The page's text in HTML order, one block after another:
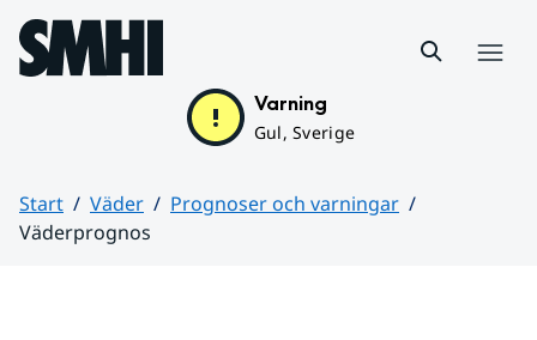
Hoppa till sidans innehåll
Varning
Gul, Sverige
Start Väder
Prognoser och varningar
Väderprognos